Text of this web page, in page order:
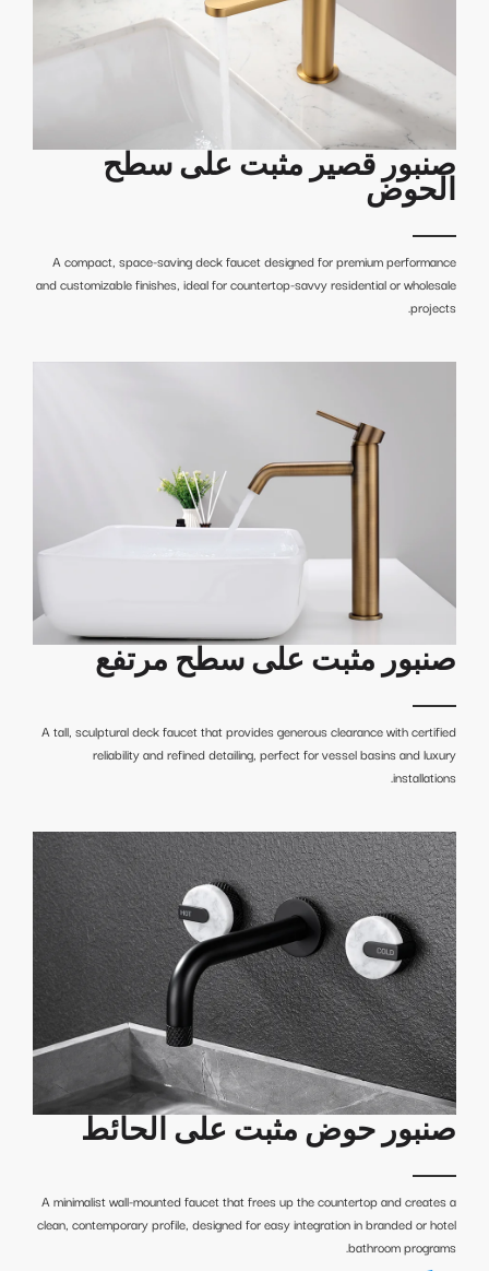
صنبور قصير مثبت على سطح
الحوض
A compact, space-saving deck faucet designed for premium performance
and customizable finishes, ideal for countertop-savvy residential or wholesale
projects.
صنبور مثبت على سطح مرتفع
A tall, sculptural deck faucet that provides generous clearance with certified
reliability and refined detailing, perfect for vessel basins and luxury
installations.
صنبور حوض مثبت على الحائط
A minimalist wall-mounted faucet that frees up the countertop and creates a
clean, contemporary profile, designed for easy integration in branded or hotel
bathroom programs.